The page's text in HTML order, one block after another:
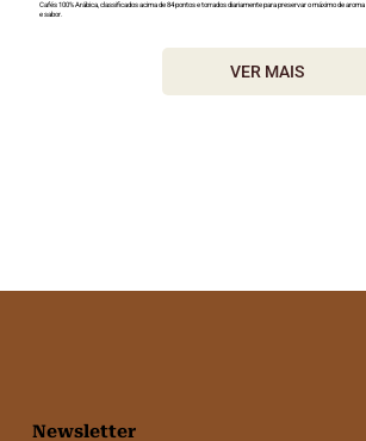
Cafés 100% Arábica, classificados acima de 84 pontos e torrados diariamente para preservar o máximo de aroma
e sabor.
VER MAIS
Newsletter